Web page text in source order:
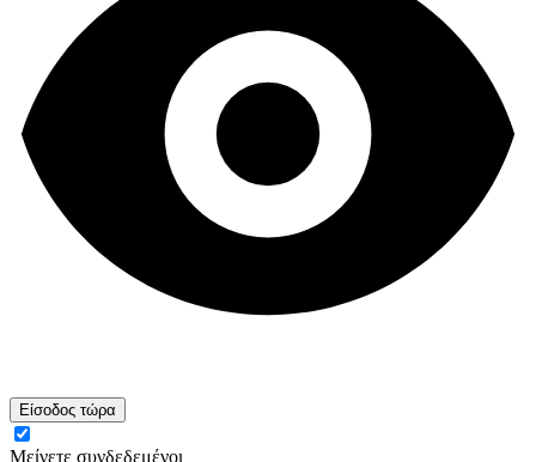
Είσοδος τώρα
Μείνετε συνδεδεμένοι